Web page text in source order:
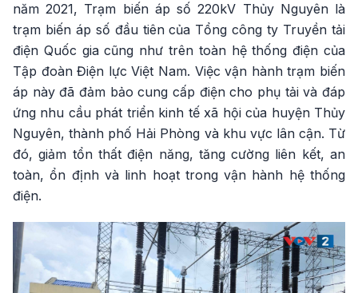
năm 2021, Trạm biến áp số 220kV Thủy Nguyên là
trạm biến áp số đầu tiên của Tổng công ty Truyền tải
điện Quốc gia cũng như trên toàn hệ thống điện của
Tập đoàn Điện lực Việt Nam. Việc vận hành trạm biến
áp này đã đảm bảo cung cấp điện cho phụ tải và đáp
ứng nhu cầu phát triển kinh tế xã hội của huyện Thủy
Nguyên, thành phố Hải Phòng và khu vực lân cận. Từ
đó, giảm tổn thất điện năng, tăng cường liên kết, an
toàn, ổn định và linh hoạt trong vận hành hệ thống
điện.